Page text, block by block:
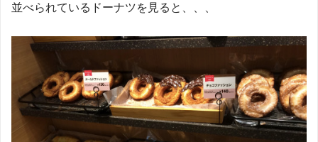
並べられているドーナツを見ると、、、